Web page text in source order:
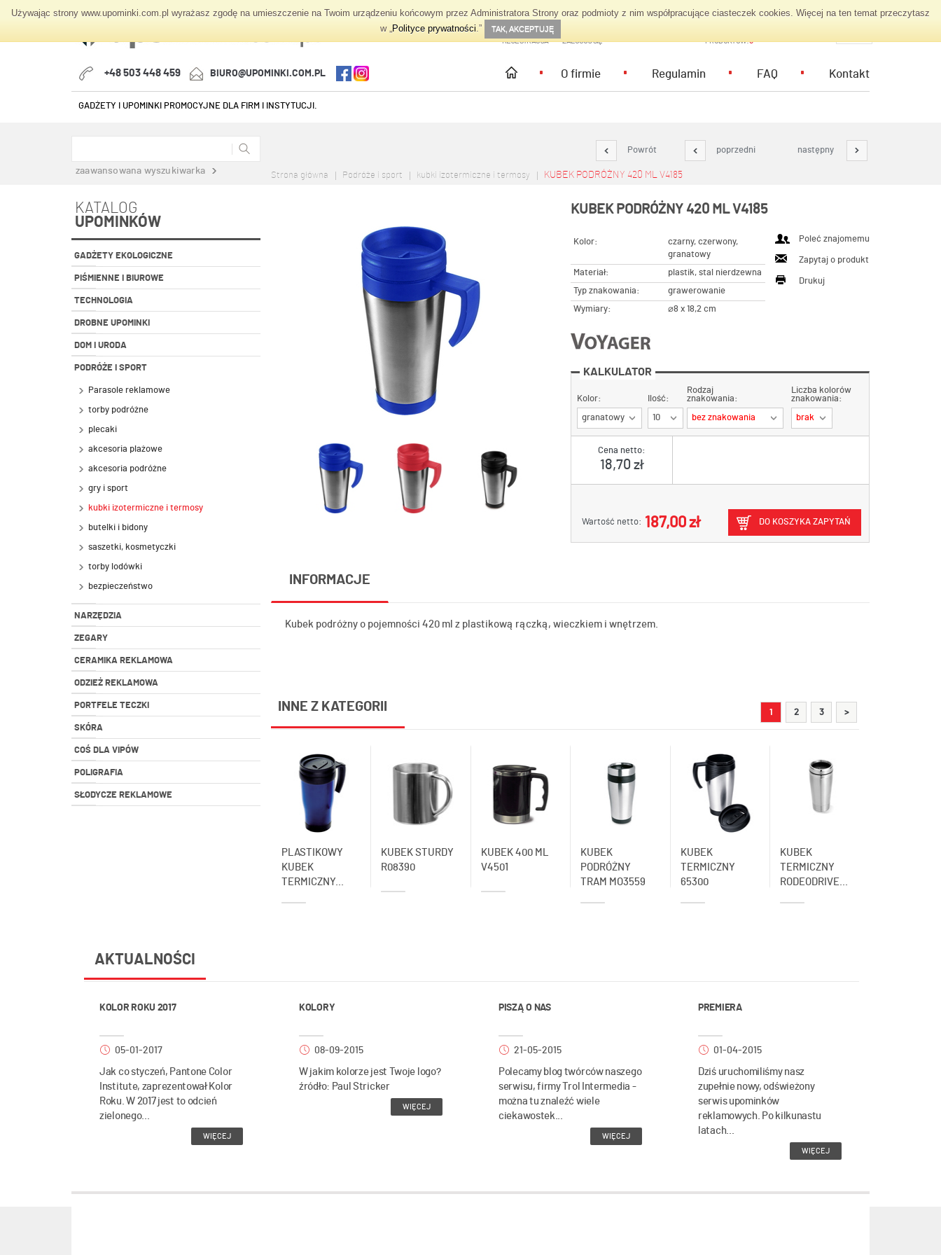
Używając strony www.upominki.com.pl wyrażasz zgodę na umieszczenie na Twoim urządzeniu końcowym przez Administratora Strony oraz podmioty z nim współpracujące ciasteczek cookies. Więcej na ten temat przeczytasz
w „Polityce prywatności.” TAK, AKCEPTUJĘ
TWOJE KONTO
REJESTRACJA ZALOGUJ SIĘ PRODUKTÓW:0
+48 503 448 459 BIURO@UPOMINKI.COM.PL O firmie Regulamin FAQ Kontakt
GADŻETY I UPOMINKI PROMOCYJNE DLA FIRM I INSTYTUCJI.
zaawansowana wyszukiwarka
KATALOG
UPOMINKÓW
GADŻETY EKOLOGICZNE
PIŚMIENNE I BIUROWE
TECHNOLOGIA
DROBNE UPOMINKI
DOM I URODA
PODRÓŻE I SPORT
Parasole reklamowe
torby podróżne
plecaki
akcesoria plażowe
akcesoria podróżne
gry i sport
kubki izotermiczne i termosy
butelki i bidony
saszetki, kosmetyczki
torby lodówki
bezpieczeństwo
NARZĘDZIA
ZEGARY
CERAMIKA REKLAMOWA
ODZIEŻ REKLAMOWA
PORTFELE TECZKI
SKÓRA
COŚ DLA VIPÓW
POLIGRAFIA
SŁODYCZE REKLAMOWE
następny
poprzedni
Powrót
Strona główna Podróże i sport kubki izotermiczne i termosy KUBEK PODRÓŻNY 420 ML V4185
KUBEK PODRÓŻNY 420 ML V4185
Kolor:
czarny, czerwony,
granatowy
Materiał:
plastik, stal nierdzewna
Typ znakowania:
grawerowanie
Wymiary:
⌀8 x 18,2 cm
Poleć znajomemu
Zapytaj o produkt
Drukuj
KALKULATOR
Cena netto:
18,70 zł
Wartość netto: 187,00 zł DO KOSZYKA ZAPYTAŃ
Kolor:
granatowy
Ilość:
10
Rodzaj
znakowania:
bez znakowania
Liczba kolorów
znakowania:
brak
INFORMACJE
Kubek podróżny o pojemności 420 ml z plastikową rączką, wieczkiem i wnętrzem.
INNE Z KATEGORII 1 2 3 >
PLASTIKOWY
KUBEK
TERMICZNY...
KUBEK STURDY
R08390
KUBEK 400 ML
V4501
KUBEK
PODRÓŻNY
TRAM MO3559
KUBEK
TERMICZNY
65300
KUBEK
TERMICZNY
RODEODRIVE...
AKTUALNOŚCI
KOLOR ROKU 2017
05-01-2017
Jak co styczeń, Pantone Color
Institute, zaprezentował Kolor
Roku. W 2017 jest to odcień
zielonego...
WIĘCEJ
KOLORY
08-09-2015
W jakim kolorze jest Twoje logo?
źródło: Paul Stricker
WIĘCEJ
PISZĄ O NAS
21-05-2015
Polecamy blog twórców naszego
serwisu, firmy Trol Intermedia -
można tu znaleźć wiele
ciekawostek...
WIĘCEJ
PREMIERA
01-04-2015
Dziś uruchomiliśmy nasz
zupełnie nowy, odświeżony
serwis upominków
reklamowych. Po kilkunastu
latach...
WIĘCEJ